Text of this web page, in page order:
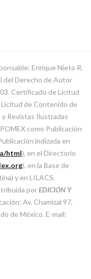
Enrique Nieto R.
del Derecho de Autor
Certificado de Licitud
de Contenido de
y Revistas Ilustradas
como Publicación
indizada en
html), en el Directorio
), en la Base de
y en LILACS.
porEDICIÓN Y
Av. Chamizal 97,
de México. E-mail: